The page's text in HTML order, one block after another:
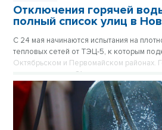
Отключения горячей
полный список улиц в
С 24 мая начинаются испытания на
тепловых сетей от ТЭЦ-5, к которым
Октябрьском и Первомайском районах.
отсутствовать до 31 мая.